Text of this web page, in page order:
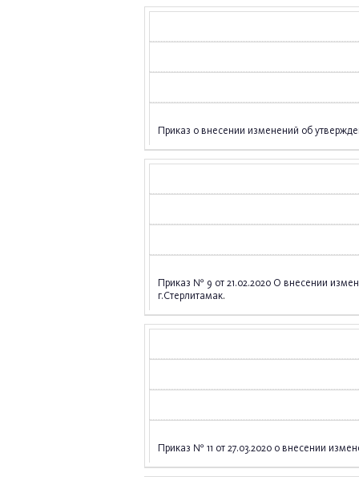
Приказ о внесении изменений об
Приказ № 9 от 21.02.2020 О внесении
г.Стерлитамак.
Приказ № 11 от 27.03.2020 о внесении